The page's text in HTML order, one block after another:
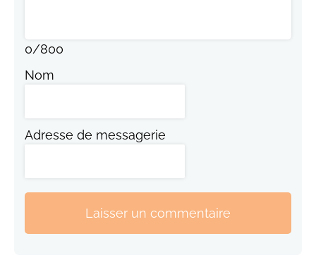
0/800
Nom
Adresse de messagerie
Laisser un commentaire